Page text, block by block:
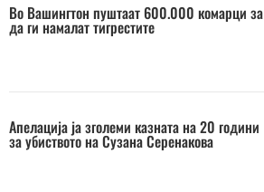
Во Вашингтон пуштаат 600.000 комарци за
да ги намалат тигрестите
Апелација ја зголеми казната на 20 години
за убиството на Сузана Серенакова